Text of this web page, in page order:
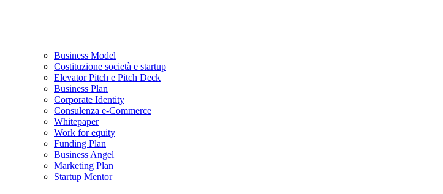
Business Model
Costituzione società e startup
Elevator Pitch e Pitch Deck
Business Plan
Corporate Identity
Consulenza e-Commerce
Whitepaper
Work for equity
Funding Plan
Business Angel
Marketing Plan
Startup Mentor